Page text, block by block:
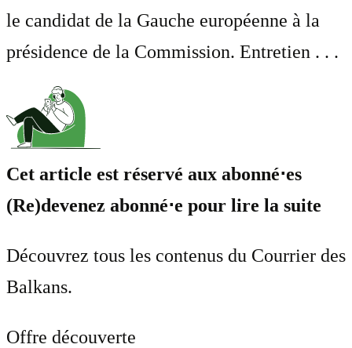
le candidat de la Gauche européenne à la
présidence de la Commission. Entretien . . .
Cet article est réservé aux abonné⋅es
(Re)devenez abonné⋅e pour lire la suite
Découvrez tous les contenus du Courrier des
Balkans.
Offre découverte